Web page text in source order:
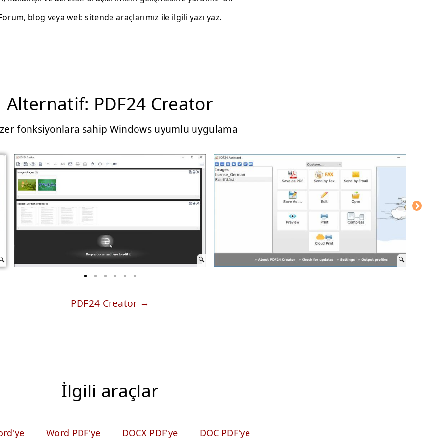
blog veya web sitende araçlarımız ile ilgili yazı yaz.
Alternatif: PDF24 Creator
fonksiyonlara sahip Windows uyumlu uygulama
PDF24 Creator
İlgili araçlar
Word PDF'ye DOCX PDF'ye DOC PDF'ye